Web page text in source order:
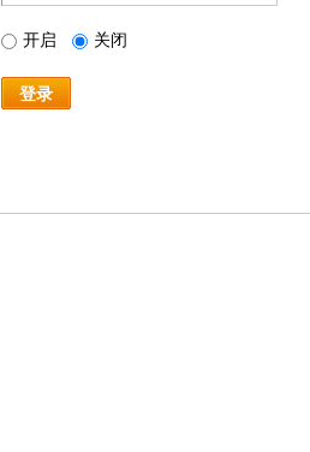
开启 关闭
登录